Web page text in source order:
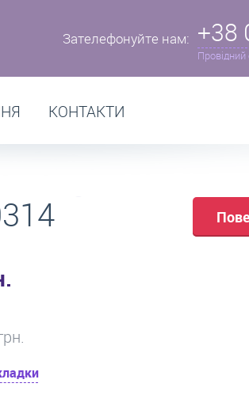
Зателефонуйте нам: +38
КОНТАКТИ